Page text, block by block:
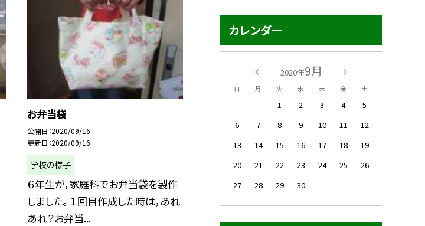
お弁当袋
公開日 2020/09/16
更新日 2020/09/16
学校の様子
６年生が，家庭科でお弁当袋を製作
しました。 １回目作成した時は，あれ
あれ？お弁当...
カレンダー
2020年9月
日 月 火 水 木 金 土
1 2 3 4
5
6
7 8 9 10 11
12
13
14 15 16 17 18
19
20
21 22 23 24 25
26
27
28 29 30